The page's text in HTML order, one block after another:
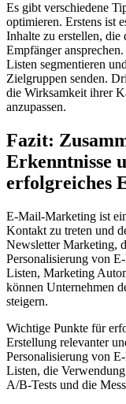
Es gibt verschiedene
optimieren. Erstens ist
Inhalte zu erstellen, die
Empfänger
Listen segmentieren
Zielgruppen senden.
die Wirksamkeit ihrer
anzupassen.
Fazit:
Erkenntnisse
erfolgreiches
E-Mail-Marketing ist
Kontakt zu treten und
Newsletter Marketing,
Personalisierung von
Listen, Marketing
können Unternehmen
steigern.
Wichtige Punkte für
Erstellung relevanter
Personalisierung von
Listen, die
A/B-Tests und die